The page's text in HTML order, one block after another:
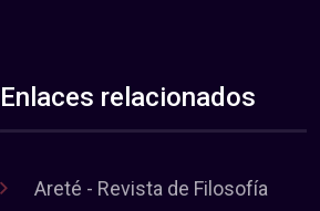
Enlaces relacionados
Areté - Revista de Filosofía